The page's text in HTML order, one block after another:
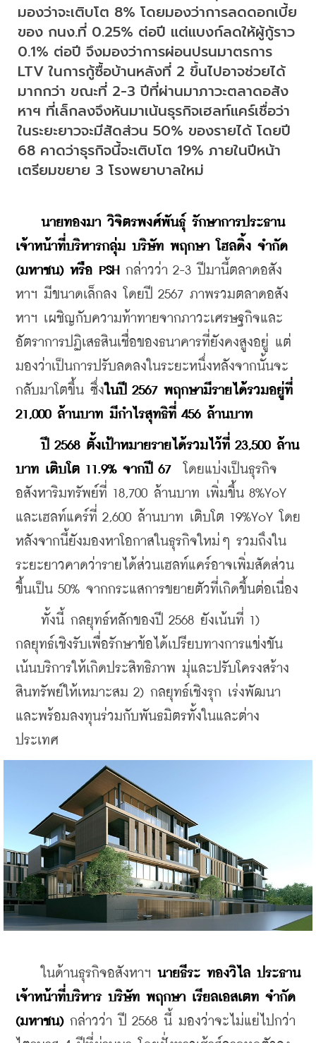
มองว่าจะเติบโต 8% โดยมองว่าการลดดอกเบี้ย
ของ กนง.ที่ 0.25% ต่อปี แต่แบงก์ลดให้ผู้กู้ราว
0.1% ต่อปี จึงมองว่าการผ่อนปรนมาตรการ
LTV ในการกู้ซื้อบ้านหลังที่ 2 ขึ้นไปอาจช่วยได้
มากกว่า ขณะที่ 2-3 ปีที่ผ่านมาภาวะตลาดอสัง
หาฯ ที่เล็กลงจึงหันมาเน้นธุรกิจเฮลท์แคร์เชื่อว่า
ในระยะยาวจะมีสัดส่วน 50% ของรายได้ โดยปี
68 คาดว่าธุรกิจนี้จะเติบโต 19% ภายในปีหน้า
เตรียมขยาย 3 โรงพยาบาลใหม่
นายทองมา วิจิตรพงศ์พันธุ์ รักษาการประธาน
เจ้าหน้าที่บริหารกลุ่ม บริษัท พฤกษา โฮลดิ้ง จำกัด
(มหาชน) หรือ PSH กล่าวว่า 2-3 ปีมานี้ตลาดอสัง
หาฯ มีขนาดเล็กลง โดยปี 2567 ภาพรวมตลาดอสัง
หาฯ เผชิญกับความท้าทายจากภาวะเศรษฐกิจและ
อัตราการปฏิเสธสินเชื่อของธนาคารที่ยังคงสูงอยู่ แต่
มองว่าเป็นการปรับลดลงในระยะหนึ่งหลังจากนั้นจะ
กลับมาโตขึ้น ซึ่ง ในปี 2567 พฤกษามีรายได้รวมอยู่ที่
21,000 ล้านบาท มีกำไรสุทธิที่ 456 ล้านบาท
ปี 2568 ตั้งเป้าหมายรายได้รวมไว้ที่ 23,500 ล้าน
บาท เติบโต 11.9% จากปี 67
  โดยแบ่งเป็นธุรกิจ
อสังหาริมทรัพย์ที่ 18,700 ล้านบาท เพิ่มขึ้น 8%YoY
และเฮลท์แคร์ที่ 2,600 ล้านบาท เติบโต 19%YoY โดย
หลังจากนี้ยังมองหาโอกาสในธุรกิจใหม่ๆ รวมถึงใน
ระยะยาวคาดว่ารายได้ส่วนเฮลท์แคร์อาจเพิ่มสัดส่วน
ขึ้นเป็น 50% จากกระแสการขยายตัวที่เกิดขึ้นต่อเนื่อง
ทั้งนี้ กลยุทธ์หลักของปี 2568 ยังเน้นที่ 1)
กลยุทธ์เชิงรับเพื่อรักษาข้อได้เปรียบทางการแข่งขัน
เน้นบริการให้เกิดประสิทธิภาพ มุ่และปรับโครงสร้าง
สินทรัพย์ให้เหมาะสม 2) กลยุทธ์เชิงรุก เร่งพัฒนา
และพร้อมลงทุนร่วมกับพันธมิตรทั้งในและต่าง
ประเทศ
ในด้านธุรกิจอสังหาฯ นายธีระ ทองวิไล ประธาน
เจ้าหน้าที่บริหาร บริษัท พฤกษา เรียลเอสเตท จำกัด
(มหาชน) กล่าวว่า ปี 2568 นี้ มองว่าจะไม่แย่ไปกว่า